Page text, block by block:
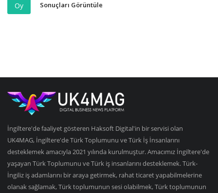
Oy Sonuçları Görüntüle
İngiltere'de faaliyet gösteren Haksoft Digital'in bir servisi olan
UK4MAG, İngiltere'de Türk Toplumunu ve Türk İş İnsanlarını
desteklemek amacıyla 2021 yılında kurulmuştur. Amacımız İngiltere'de
yaşayan Türk Toplumunu ve Türk iş insanlarını desteklemek. Türk-
İngiliz iş adamlarını bir araya getirmek, rahat ticaret yapabilmelerine
olanak sağlamak, Türk toplumunun sesi olabilmek, Türk toplumunun